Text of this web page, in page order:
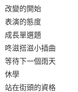
改變的開始
表演的態度
成長單選題
咚滋搭滋小插曲
等待下一個雨天
休學
站在街頭的資格